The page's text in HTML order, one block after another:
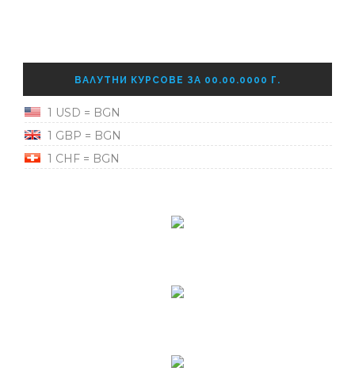
ВАЛУТНИ КУРСОВЕ ЗА 00.00.0000 Г.
1 USD = BGN
1 GBP = BGN
1 CHF = BGN